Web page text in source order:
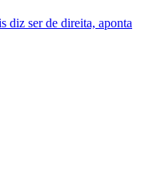
diz ser de direita, aponta